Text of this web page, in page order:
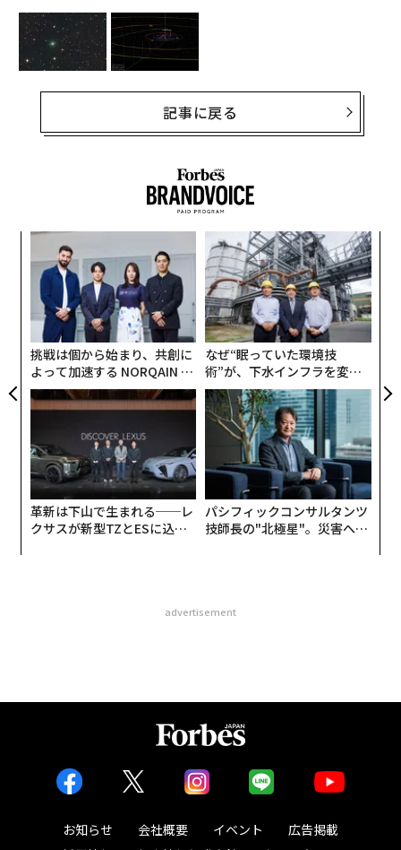
記事に戻る
挑戦は個から始まり、共創に
よって加速する NORQAIN JA
PAN 特別座談会
なぜ“眠っていた環境技
術”が、下水インフラを変え
たのか──産総研×月島JFE
アクアソリューションの10年
革新は下山で生まれる──レ
クサスが新型TZとESに込め
パシフィックコンサルタンツ
技師長の"北極星"。災害への
advertisement
お知らせ 会社概要 イベント
広告掲載